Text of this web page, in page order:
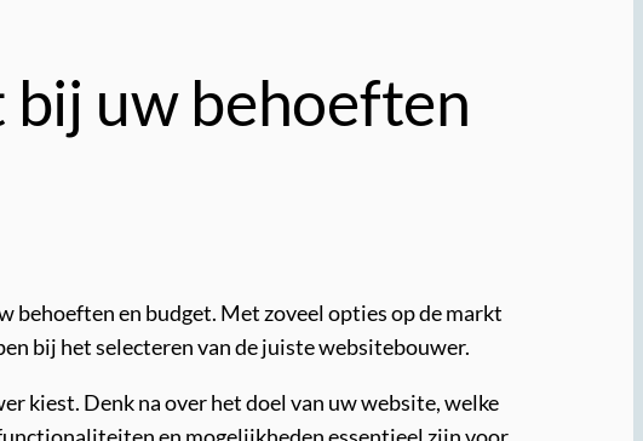
bij uw behoeften
behoeften en budget. Met zoveel opties op de markt
bij het selecteren van de juiste websitebouwer.
kiest. Denk na over het doel van uw website, welke